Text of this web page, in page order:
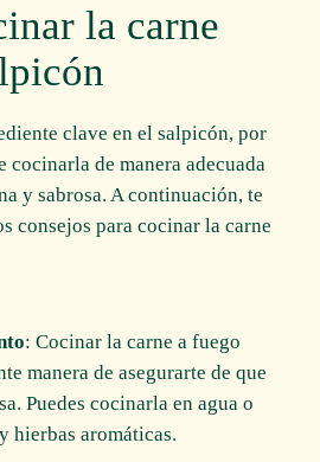
la carne
clave en el salpicón, por
cocinarla de manera adecuada
y sabrosa. A continuación, te
consejos para cocinar la carne
: Cocinar la carne a fuego
manera de asegurarte de que
Puedes cocinarla en agua o
hierbas aromáticas.